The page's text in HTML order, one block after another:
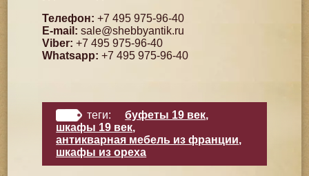
Телефон: +7 495 975-96-40
E-mail: sale@shebbyantik.ru
Viber: +7 495 975-96-40
Whatsapp: +7 495 975-96-40
теги: буфеты 19 век,
шкафы 19 век,
антикварная мебель из франции,
шкафы из ореха